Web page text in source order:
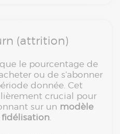
(attrition)
le pourcentage de
ou de s’abonner
donnée. Cet
crucial pour
sur un modèle
fidélisation.